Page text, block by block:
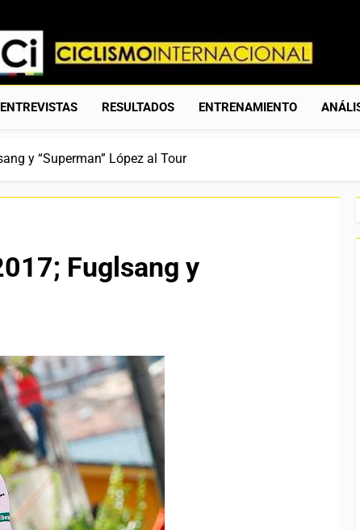
Ciclismo Internacional
Web Dedicada Al Ciclismo Mundial. Entrevistas, Análisis,
ENTREVISTAS RESULTADOS ENTRENAMIENTO
y “Superman” López al Tour
Fuglsang y